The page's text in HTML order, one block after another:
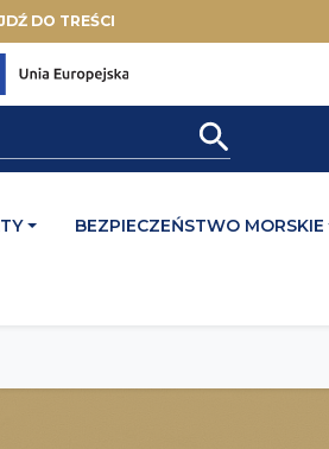
DO TREŚCI
BEZPIECZEŃSTWO MORSKIE